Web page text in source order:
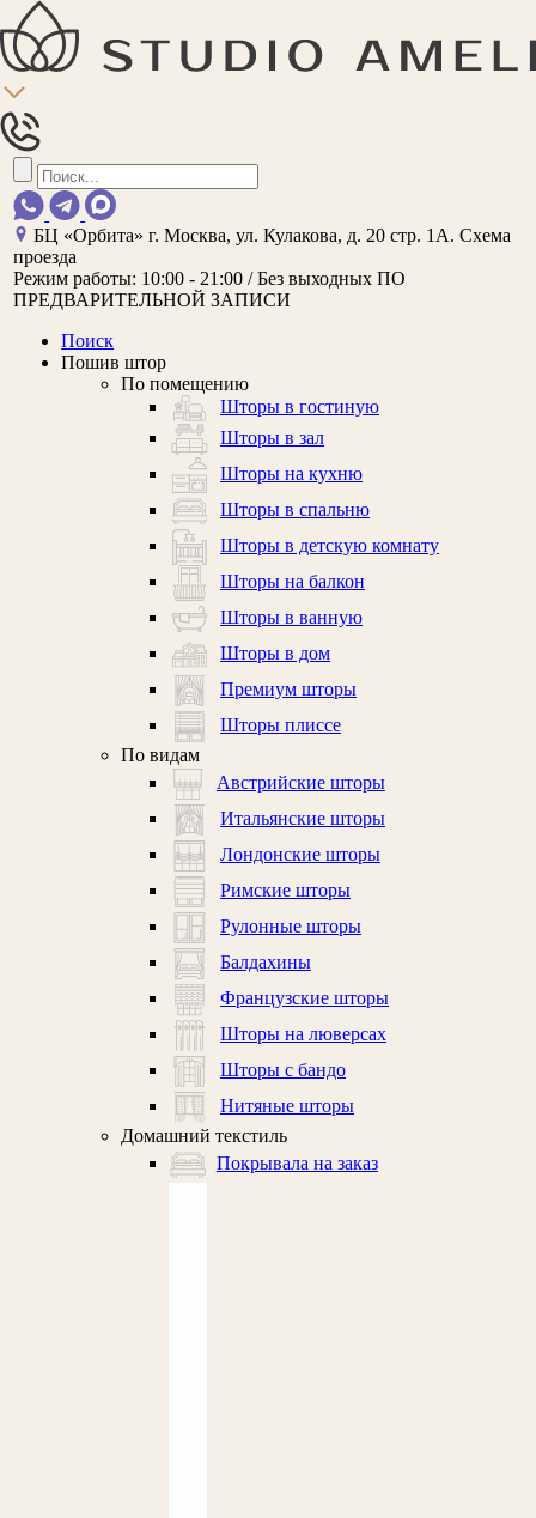
БЦ «Орбита»г. Москва, ул. Кулакова, д. 20 стр. 1А. Схема
проезда
Режим работы: 10:00 - 21:00 / Без выходных ПО
ПРЕДВАРИТЕЛЬНОЙ ЗАПИСИ
Поиск
Пошив штор
По помещению
Шторы в гостиную
Шторы в зал
Шторы на кухню
Шторы в спальню
Шторы в детскую комнату
Шторы на балкон
Шторы в ванную
Шторы в дом
Премиум шторы
Шторы плиссе
По видам
Австрийские шторы
Итальянские шторы
Лондонские шторы
Римские шторы
Рулонные шторы
Балдахины
Французские шторы
Шторы на люверсах
Шторы с бандо
Нитяные шторы
Домашний текстиль
Покрывала на заказ